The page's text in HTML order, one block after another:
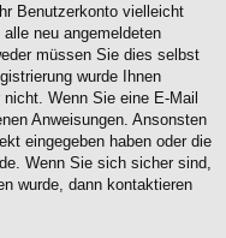
Benutzerkonto vielleicht
neu angemeldeten
müssen Sie dies selbst
wurde Ihnen
Wenn Sie eine E-Mail
Anweisungen. Ansonsten
eingegeben haben oder die
Wenn Sie sich sicher sind,
wurde, dann kontaktieren